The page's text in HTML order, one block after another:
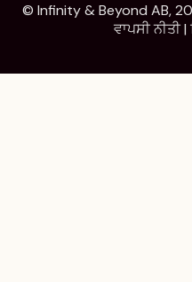
© Infinity & Beyond AB,
ਵਾਪਸੀ ਨੀਤੀ|